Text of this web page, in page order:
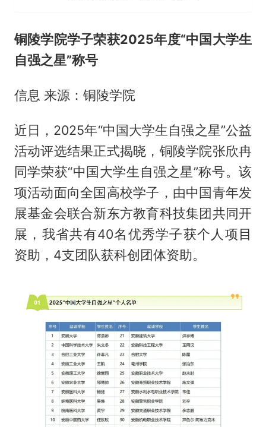
铜陵学院学子荣获2025年度“中国大学生
自强之星”称号
信息 来源：铜陵学院
近日，2025年“中国大学生自强之星”公益
活动评选结果正式揭晓，铜陵学院张欣冉
同学荣获“中国大学生自强之星”称号。该
项活动面向全国高校学子，由中国青年发
展基金会联合新东方教育科技集团共同开
展，我省共有40名优秀学子获个人项目
资助，4支团队获科创团体资助。